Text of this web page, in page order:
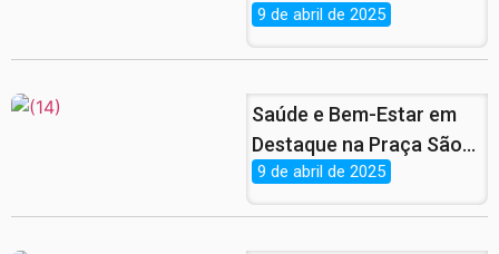
para o Programa Peixe
9 de abril de 2025
Saúde e Bem-Estar em
Destaque na Praça São
Cristóvão em
9 de abril de 2025